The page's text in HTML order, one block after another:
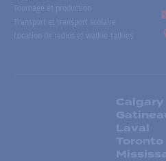
Tournage et production
Transport et transport scolaire
Location de radios et walkie-talkies
Calgary
Laval
Toronto